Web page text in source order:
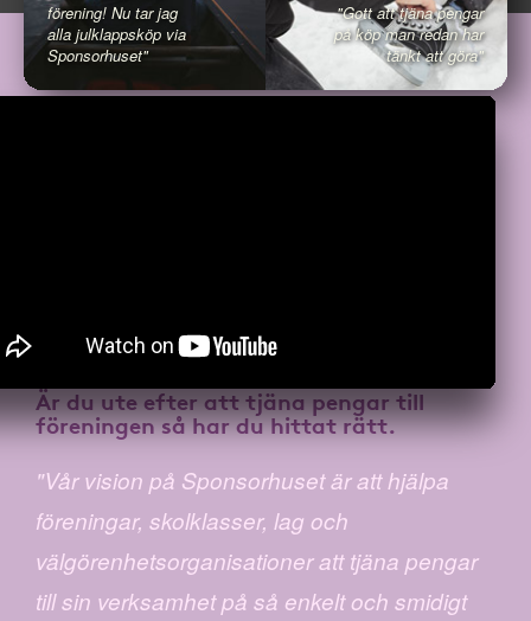
förening! Nu tar jag
alla julklappsköp via
Sponsorhuset"
"Gott att tjäna pengar
på köp man redan har
tänkt att göra"
Är du ute efter atttjäna pengar till
föreningenså har du hittat rätt.
"Vår vision på Sponsorhuset är att hjälpa
föreningar, skolklasser, lag och
välgörenhetsorganisationer att tjäna pengar
till sin verksamhet på så enkelt och smidigt